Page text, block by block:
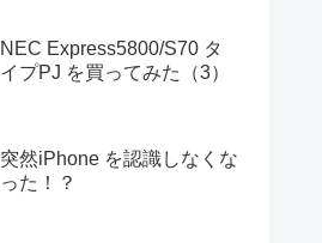
NEC Express5800/S70 タ
イプPJ を買ってみた（3）
突然iPhone を認識しなくな
った！？